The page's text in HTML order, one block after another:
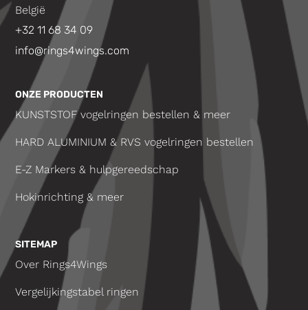
ONZE PRODUCTEN
KUNSTSTOF vogelringen bestellen & meer
HARD ALUMINIUM & RVS vogelringen bestellen
E-Z Markers & hulpgereedschap
Hokinrichting & meer
SITEMAP
Over Rings4Wings
Vergelijkingstabel ringen
België
+32 11 68 34 09
info@rings4wings.com